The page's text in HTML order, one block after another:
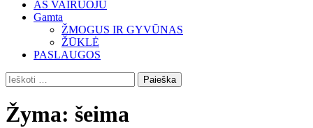
AŠ VAIRUOJU
Gamta
ŽMOGUS IR GYVŪNAS
ŽŪKLĖ
PASLAUGOS
Ieškoti:
Žyma: šeima